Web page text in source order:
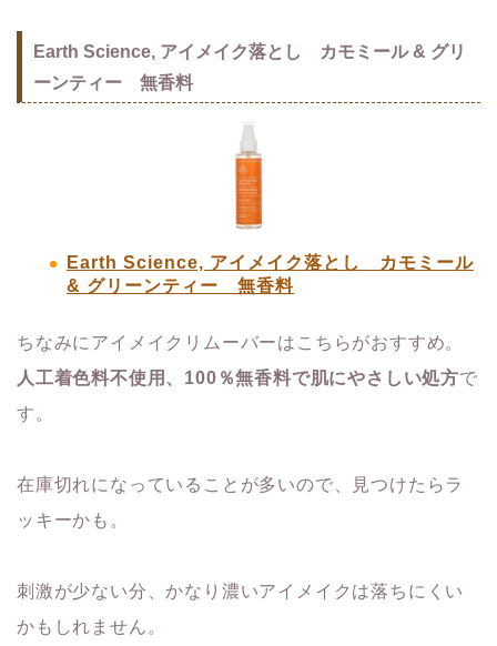
Earth Science, アイメイク落とし カモミール & グリ
ーンティー 無香料
Earth Science, アイメイク落とし カモミール
& グリーンティー 無香料
ちなみにアイメイクリムーバーはこちらがおすすめ。
人工着色料不使用、100％無香料で肌にやさしい処方で
す。
在庫切れになっていることが多いので、見つけたらラ
ッキーかも。
刺激が少ない分、かなり濃いアイメイクは落ちにくい
かもしれません。